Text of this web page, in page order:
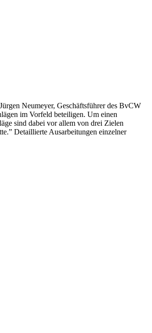
Neumeyer, Geschäftsführer des BvCW
im Vorfeld beteiligen. Um einen
sind dabei vor allem von drei Zielen
Detaillierte Ausarbeitungen einzelner